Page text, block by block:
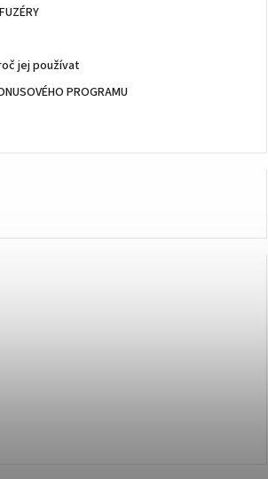
jej používat
PROGRAMU